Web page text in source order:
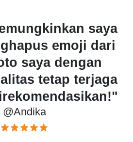
"Alat AI ini dengan
semua
area
gambar. Sangat
digunakan!"